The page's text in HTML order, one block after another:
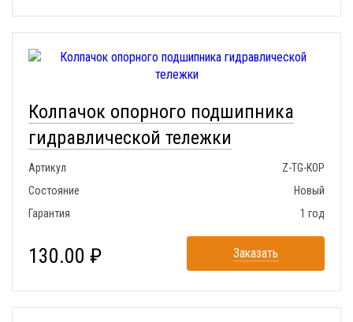
Колпачок опорного подшипника
гидравлической тележки
Артикул
Z-TG-KOP
Состояние
Новый
Гарантия
1 год
130.00 ₽ Заказать